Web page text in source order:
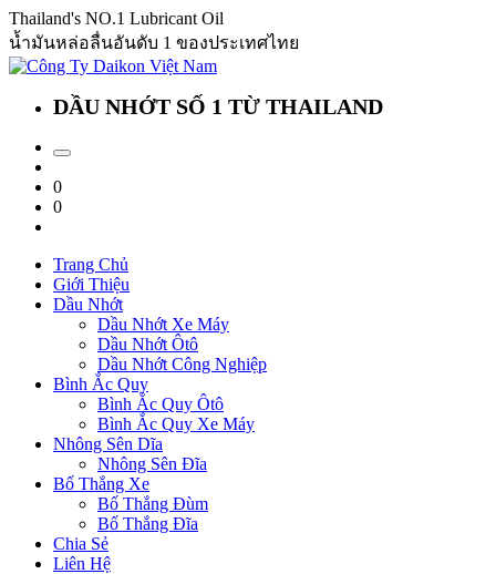
Thailand's NO.1 Lubricant Oil
น้ำมันหล่อลื่นอันดับ 1 ของประเทศไทย
DẦU NHỚT SỐ 1 TỪ THAILAND
0
0
Trang Chủ
Giới Thiệu
Dầu Nhớt
Dầu Nhớt Xe Máy
Dầu Nhớt Ôtô
Dầu Nhớt Công Nghiệp
Bình Ắc Quy
Bình Ắc Quy Ôtô
Bình Ắc Quy Xe Máy
Nhông Sên Dĩa
Nhông Sên Đĩa
Bố Thắng Xe
Bố Thắng Đùm
Bố Thắng Đĩa
Chia Sẻ
Liên Hệ